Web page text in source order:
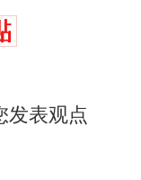
发表观点